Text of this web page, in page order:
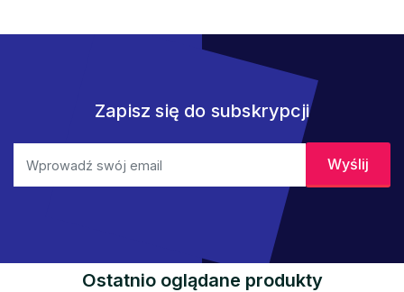
Zapisz się do subskrypcji
Ostatnio oglądane produkty